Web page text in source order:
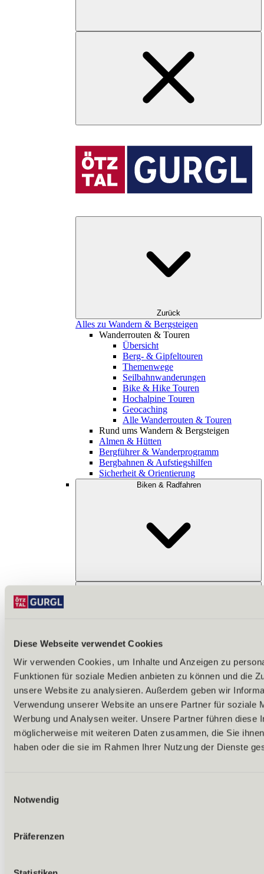
Diese Webseite verwendet Cookies
Wir verwenden Cookies, um Inhalte und Anzeigen zu
Funktionen für soziale Medien anbieten zu können und die
unsere Website zu analysieren. Außerdem geben wir
Verwendung unserer Website an unsere Partner für soziale
Werbung und Analysen weiter. Unsere Partner führen diese
möglicherweise mit weiteren Daten zusammen, die Sie
haben oder die sie im Rahmen Ihrer Nutzung der Dienste
Notwendig
Präferenzen
Zurück
Alles zu Wandern & Bergsteigen
Wanderrouten & Touren
Übersicht
Berg- & Gipfeltouren
Themenwege
Seilbahnwanderungen
Bike & Hike Touren
Hochalpine Touren
Geocaching
Alle Wanderrouten & Touren
Rund ums Wandern & Bergsteigen
Almen & Hütten
Bergführer & Wanderprogramm
Bergbahnen & Aufstiegshilfen
Sicherheit & Orientierung
Biken & Radfahren